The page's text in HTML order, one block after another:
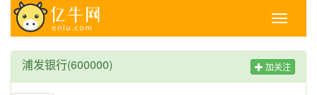
Toggle
浦发银行(600000) 加关注